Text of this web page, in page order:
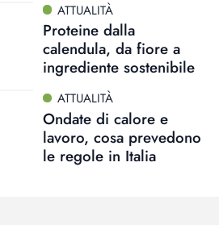
ATTUALITÀ
Proteine dalla
calendula, da fiore a
ingrediente sostenibile
ATTUALITÀ
Ondate di calore e
lavoro, cosa prevedono
le regole in Italia